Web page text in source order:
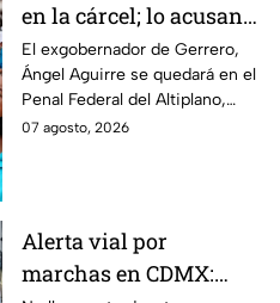
en la cárcel; lo acusan
de destruir
información del caso
Ayotzinapa
El exgobernador de Gerrero,
Ángel Aguirre se quedará en el
Penal Federal del Altiplano,
luego de que fue detenido ayer
07 agosto, 2026
Alerta vial por
marchas en CDMX: